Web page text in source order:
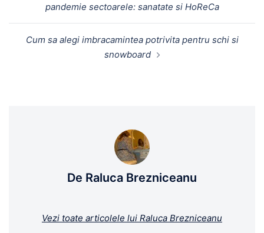
pandemie sectoarele: sanatate si HoReCa
Cum sa alegi imbracamintea potrivita pentru schi si
snowboard
De Raluca Brezniceanu
Vezi toate articolele lui Raluca Brezniceanu